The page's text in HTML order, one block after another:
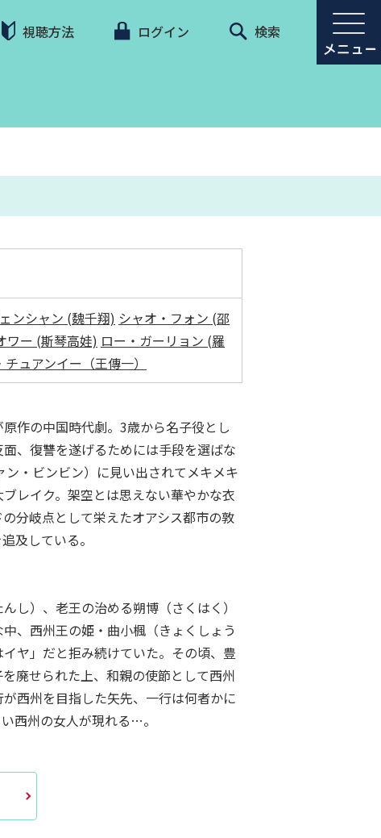
視聴方法 ログイン 検索
ンシャン (魏千翔) シャオ・フォン (邵
ワー (斯琴高娃) ロー・ガーリョン (羅
チュアンイー（王傳一）
作の中国時代劇。3歳から名子役とし
、復讐を遂げるためには手段を選ばな
・ビンビン）に見い出されてメキメキ
レイク。架空とは思えない華やかな衣
分岐点として栄えたオアシス都市の敦
及している。
し）、老王の治める朔博（さくはく）
、西州王の姫・曲小楓（きょくしょう
ヤ」だと拒み続けていた。その頃、豊
廃せられた上、和親の使節として西州
西州を目指した矢先、一行は何者かに
西州の女人が現れる…。